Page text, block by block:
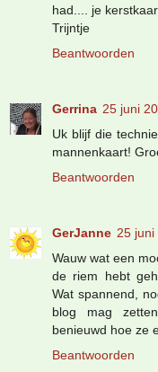
had.... je
Trijntje
Beantwoorden
Gerrina 25 juni
Uk blijf die
mannenkaart!
Beantwoorden
GerJanne 25
Wauw wat een
de riem hebt
Wat spannend,
blog mag
benieuwd hoe ze
Beantwoorden